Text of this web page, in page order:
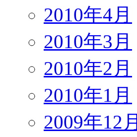
2010年4月
2010年3月
2010年2月
2010年1月
2009年12月